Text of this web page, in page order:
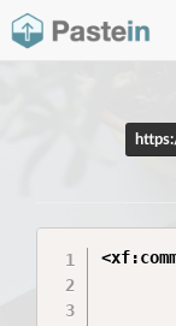
<xf:if is="{{
<xf:textboxrow name="email" value=""